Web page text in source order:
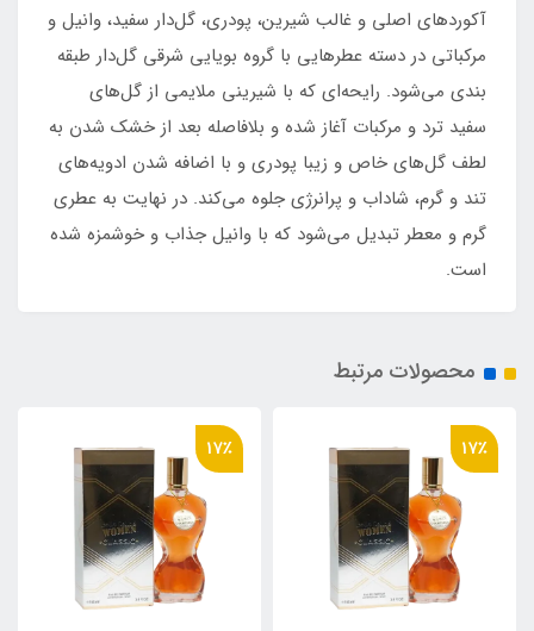
آکوردهای اصلی و غالب شیرین، پودری، گل‌دار سفید، وانیل و
مرکباتی در دسته عطرهایی با گروه بویایی شرقی گل‌دار طبقه
بندی می‌شود. رایحه‌ای که با شیرینی ملایمی از گل‌های
سفید ترد و مرکبات آغاز شده و بلافاصله بعد از خشک شدن به
لطف گل‌های خاص و زیبا پودری و با اضافه شدن ادویه‌های
تند و گرم، شاداب و پرانرژی جلوه می‌کند. در نهایت به عطری
گرم و معطر تبدیل می‌شود که با وانیل جذاب و خوشمزه شده
است.
محصولات مرتبط
17٪ 17٪